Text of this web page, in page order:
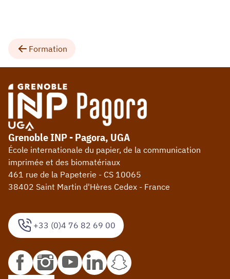
Formation
+33 (0)4 76 82 69 00
Grenoble INP - Pagora, UGA
École internationale du papier, de la communication
imprimée et des biomatériaux
461 rue de la Papeterie - CS 10065
38402 Saint Martin d'Hères Cedex - France